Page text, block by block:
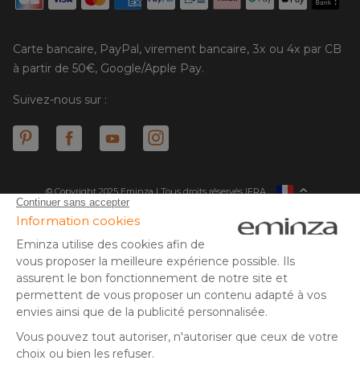
Carte bancaire, PayPal, virement bancaire, 3x ou 4x par CB
à partir de 50€, Google/Apple Pay.
Suivez-nous sur :
© Copyright 2025 Eminza | Tous droits réservés |
ESPAÑA
NEDERLAND
SUISSE
DANMARK
FRA
* Vous disposez de 30 jours (à compter de la réception ou du
retrait de votre colis) pour effectuer un retour de produits et
** Expédition le jour même pour toute commande passée avant